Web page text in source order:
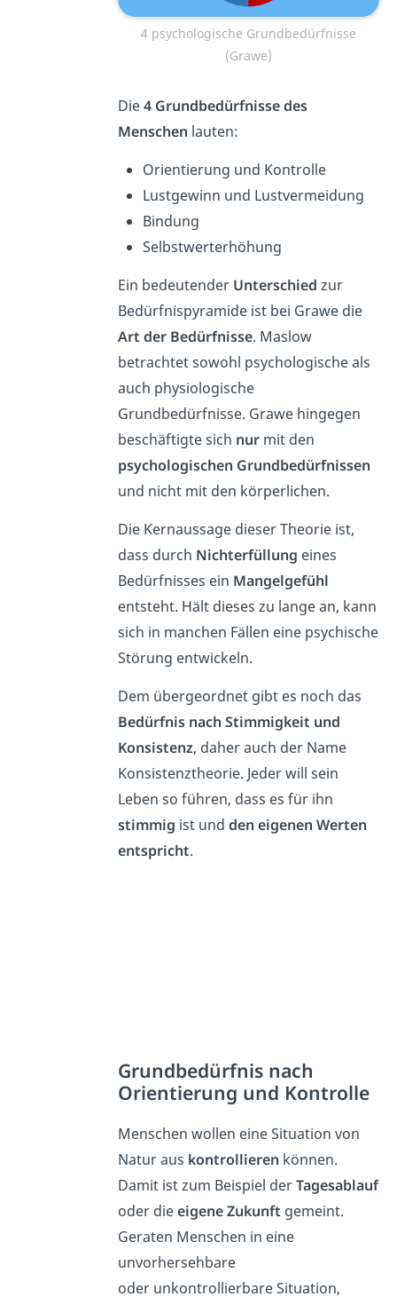
4 psychologische Grundbedürfnisse
(Grawe)
Die4 Grundbedürfnisse des
Menschen lauten:
Orientierung und Kontrolle
Lustgewinn und Lustvermeidung
Bindung
Selbstwerterhöhung
Ein bedeutender Unterschied zur
Bedürfnispyramide ist bei Grawe die
Art der Bedürfnisse. Maslow
betrachtet sowohl psychologische als
auch physiologische
Grundbedürfnisse. Grawe hingegen
beschäftigte sich nur mit den
psychologischen Grundbedürfnissen
und nicht mit den körperlichen.
Die Kernaussage dieser Theorie ist,
dass durch Nichterfüllung eines
Bedürfnisses ein Mangelgefühl
entsteht. Hält dieses zu lange an, kann
sich in manchen Fällen eine psychische
Störung entwickeln.
Dem übergeordnet gibt es noch das
Bedürfnis nach Stimmigkeit und
Konsistenz, daher auch der Name
Konsistenztheorie. Jeder will sein
Leben so führen, dass es für ihn
stimmig ist undden eigenen Werten
entspricht.
Grundbedürfnis nach
Orientierung und Kontrolle
Menschen wollen eine Situation von
Natur aus kontrollieren können.
Damit ist zum Beispiel derTagesablauf
oder dieeigene Zukunft gemeint.
Geraten Menschen in eine
unvorhersehbare
oder unkontrollierbare Situation,